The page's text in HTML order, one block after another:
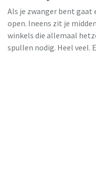
Als je zwanger bent gaat
open. Ineens zit je
winkels die allemaal
spullen nodig. Heel veel.